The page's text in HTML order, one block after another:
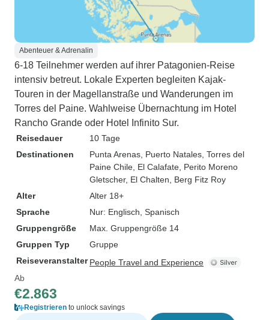
Abenteuer & Adrenalin
6-18 Teilnehmer werden auf ihrer Patagonien-Reise
intensiv betreut. Lokale Experten begleiten Kajak-
Touren in der Magellanstraße und Wanderungen im
Torres del Paine. Wahlweise Übernachtung im Hotel
Rancho Grande oder Hotel Infinito Sur.
Reisedauer
10 Tage
Destinationen
Punta Arenas , Puerto Natales , Torres del
Paine Chile , El Calafate , Perito Moreno
Gletscher, El Chalten , Berg Fitz Roy
Alter
Alter 18+
Sprache
Nur: Englisch, Spanisch
Gruppengröße
Max. Gruppengröße 14
Gruppen Typ
Gruppe
Reiseveranstalter People Travel and Experience
Ab
€2.863
Registrieren to unlock savings